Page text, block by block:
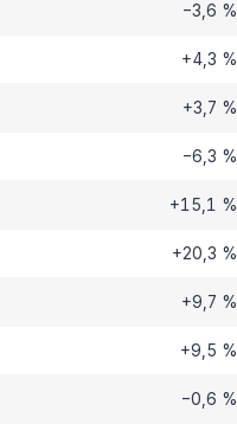
−3,6 %
+4,3 %
+3,7 %
−6,3 %
+15,1 %
+20,3 %
+9,7 %
+9,5 %
−0,6 %